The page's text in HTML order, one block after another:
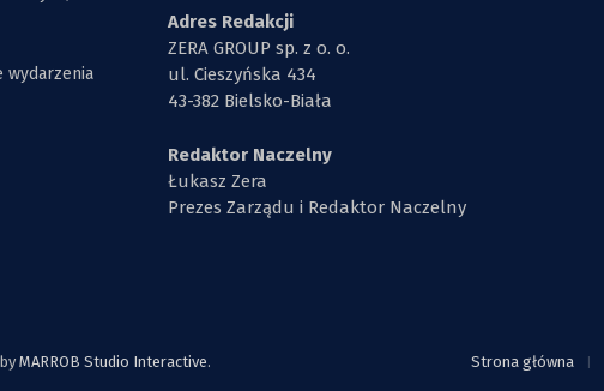
wydarzenia
Adres Redakcji
ZERA GROUP sp. z o. o.
ul. Cieszyńska 434
43-382 Bielsko-Biała
Redaktor Naczelny
Łukasz Zera
Prezes Zarządu i Redaktor Naczelny
MARROB Studio Interactive. Strona główna